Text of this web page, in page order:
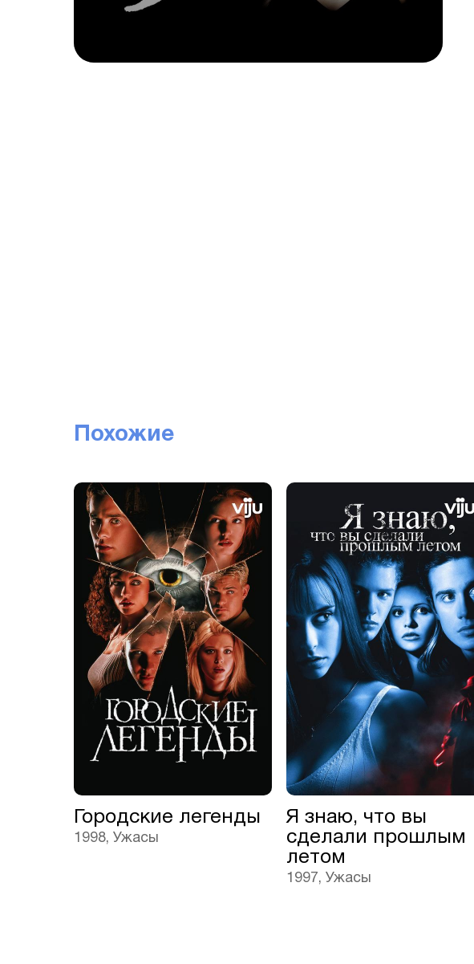
Похожие
Городские легенды
1998, Ужасы
Я знаю, что вы
сделали прошлым
летом
1997, Ужасы